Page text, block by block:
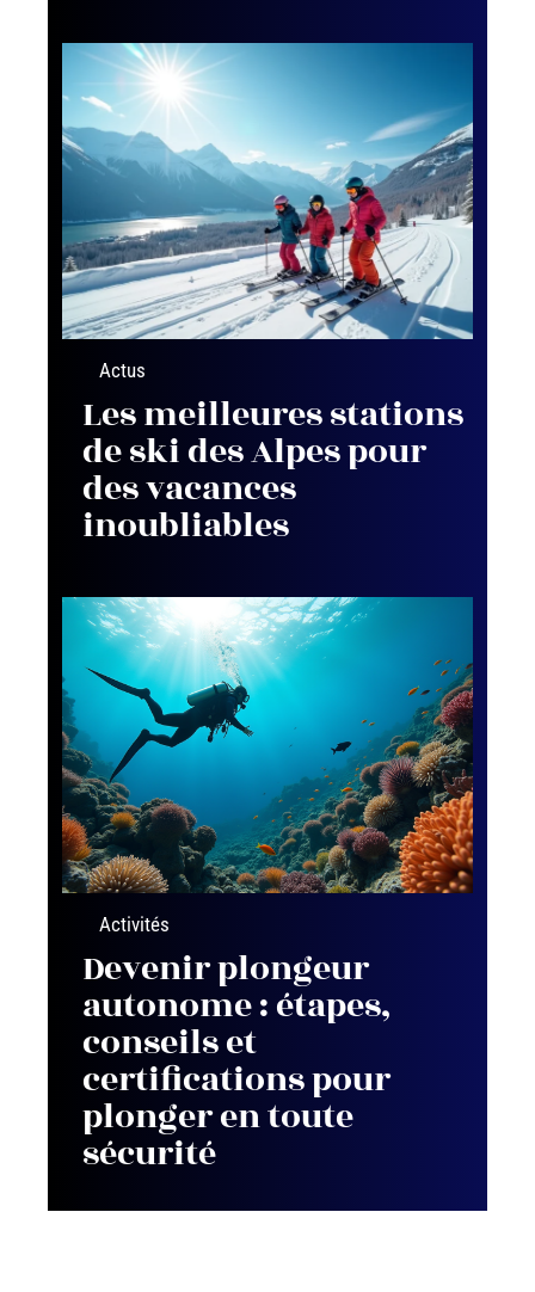
Actus
Les meilleures stations
de ski des Alpes pour
des vacances
inoubliables
Activités
Devenir plongeur
autonome : étapes,
conseils et
certifications pour
plonger en toute
sécurité